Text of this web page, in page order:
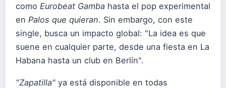
como Eurobeat Gamba hasta el pop experimental
en Palos que quieran. Sin embargo, con este
single, busca un impacto global: "La idea es que
suene en cualquier parte, desde una fiesta en La
Habana hasta un club en Berlín".
"Zapatilla" ya está disponible en todas